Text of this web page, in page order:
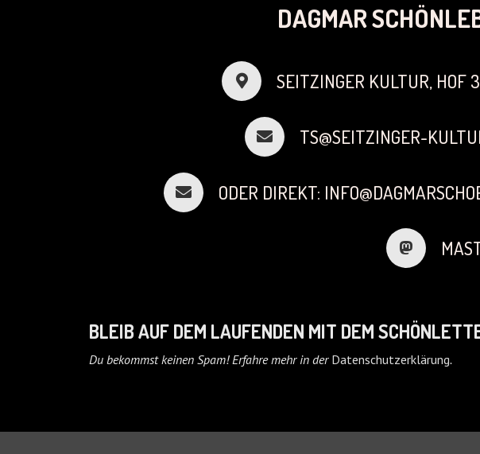
DAGMAR
SEITZINGER KULTUR, HOF
TS@SEITZINGER-
ODER DIREKT:
BLEIB AUF DEM LAUFENDEN MIT DEM
Du bekommst keinen Spam! Erfahre mehr in der Datenschutzerklärung.